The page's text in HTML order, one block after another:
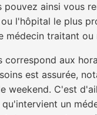
pouvez ainsi vous
l'hôpital le plus
médecin traitant ou
correspond aux
est assurée,
weekend. C'est
un